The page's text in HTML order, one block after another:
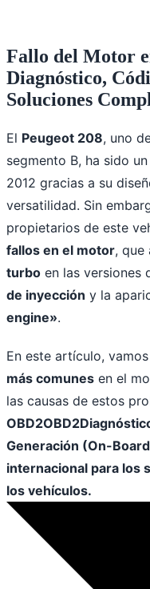
Fallo del Motor
Diagnóstico,
Soluciones
El Peugeot 208, uno
segmento B, ha sido
2012 gracias a su
versatilidad. Sin
propietarios de este
fallos en el motor, que
turbo en las versiones
de inyección y la
engine».
En este artículo,
más comunes en el
las causas de estos
OBD2OBD2
Generación (On-
internacional para los
los vehículos.